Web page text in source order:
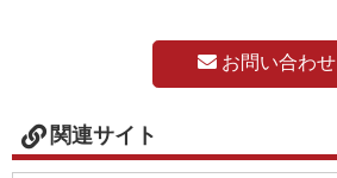
お問い合わせ
関連サイト